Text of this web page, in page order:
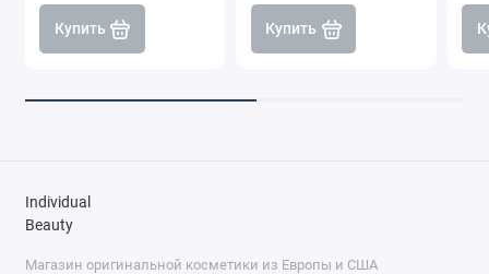
Купить Купить
Individual
Beauty
Магазин оригинальной косметики из Европы и США